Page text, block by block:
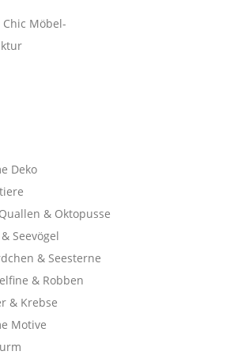
Deko
& Oktopusse
Seevögel
& Seesterne
& Robben
& Krebse
Motive